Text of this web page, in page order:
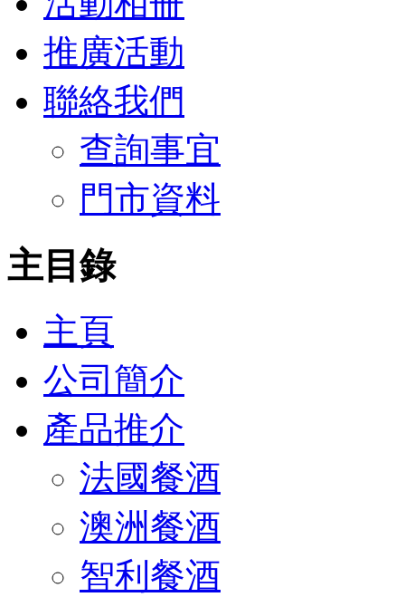
推廣活動
聯絡我們
查詢事宜
門市資料
主目錄
主頁
公司簡介
產品推介
法國餐酒
澳洲餐酒
智利餐酒